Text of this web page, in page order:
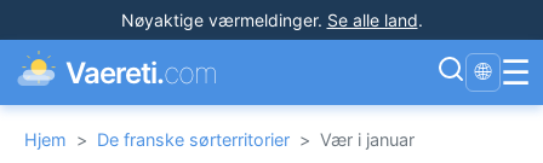
Nøyaktige værmeldinger. Se alle land.
Vaereti.com 🌐 ☰
Hjem > De franske sørterritorier > Vær i januar